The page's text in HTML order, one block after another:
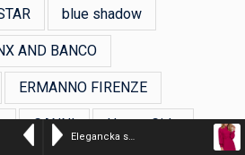
Elegancka sukienka z bufiastymi rękawami czerwona trapezowa mini
blue shadow
AND BANCO
ERMANNO FIRENZE
GANNI Happy Girls